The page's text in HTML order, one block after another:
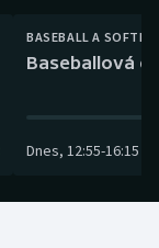
BASEBALL A
Baseballová
Dnes, 12:55-16:15